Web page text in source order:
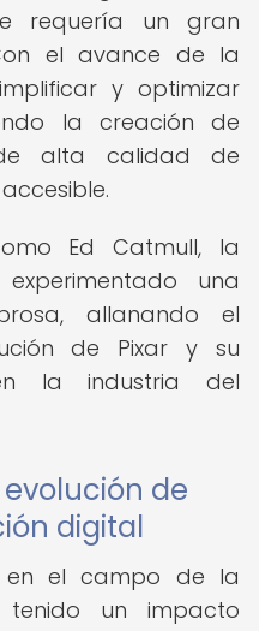
requería un gran
el avance de la
y optimizar
la creación de
alta calidad de
Ed Catmull, la
una
allanando el
de Pixar y su
la industria del
de
digital
en el campo de la
un impacto